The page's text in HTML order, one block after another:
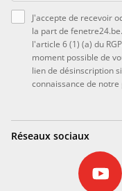
J'accepte de recevoir
la part de
l'article 6 (1) (a) du
moment possible de
lien de désinscription
connaissance de notre
Réseaux sociaux